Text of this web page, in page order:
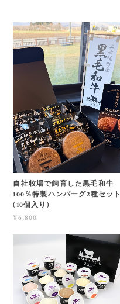
自社牧場で飼育した黒毛和牛
100％特製ハンバーグ2種セット
(10個入り)
¥6,800